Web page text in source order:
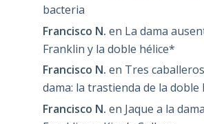
bacteria
Francisco N. en La dama
Franklin y la doble hélice*
Francisco N. en Tres
dama: la trastienda de la doble
Francisco N. en Jaque a la